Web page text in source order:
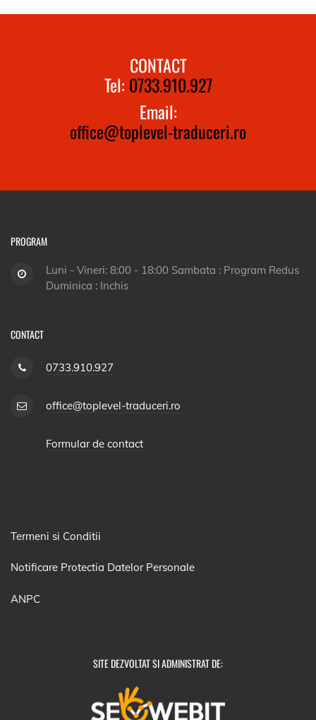
CONTACT
Tel: 0733.910.927
Email:
office@toplevel-traduceri.ro
PROGRAM
Luni - Vineri: 8:00 - 18:00 Sambata : Program Redus
Duminica : Inchis
CONTACT
0733.910.927
office@toplevel-traduceri.ro
Formular de contact
Termeni si Conditii
Notificare Protectia Datelor Personale
ANPC
SITE DEZVOLTAT SI ADMINISTRAT DE: